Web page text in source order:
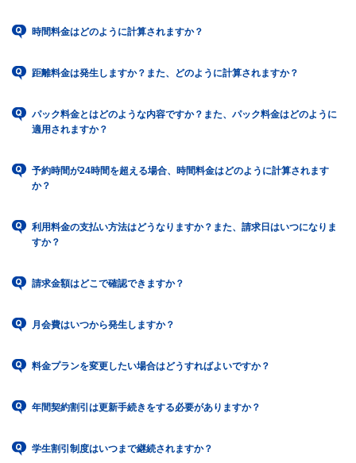
時間料金はどのように計算されますか？
距離料金は発生しますか？また、どのように計算されますか？
パック料金とはどのような内容ですか？また、パック料金はどのように
適用されますか？
予約時間が24時間を超える場合、時間料金はどのように計算されます
か？
利用料金の支払い方法はどうなりますか？また、請求日はいつになりま
すか？
請求金額はどこで確認できますか？
月会費はいつから発生しますか？
料金プランを変更したい場合はどうすればよいですか？
年間契約割引は更新手続きをする必要がありますか？
学生割引制度はいつまで継続されますか？